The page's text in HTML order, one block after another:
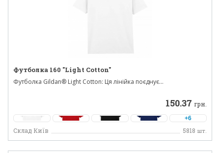
Футболка 160 "Light Cotton"
Футболка Gildan® Light Cotton: Ця лінійка поєднує...
150.37 грн.
+6
Склад Київ 5818 шт.